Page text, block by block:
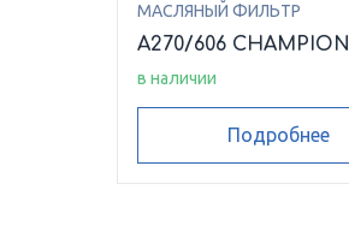
МАСЛЯНЫЙ ФИЛЬТР
A270/606 CHAMPION
в наличии
Подробнее